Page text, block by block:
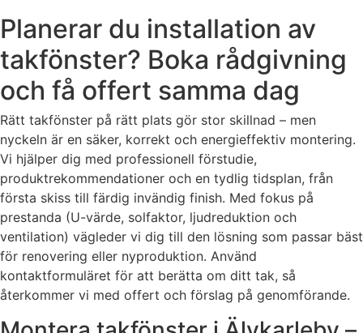
Planerar du installation av
takfönster? Boka rådgivning
och få offert samma dag
Rätt takfönster på rätt plats gör stor skillnad – men
nyckeln är en säker, korrekt och energieffektiv montering.
Vi hjälper dig med professionell förstudie,
produktrekommendationer och en tydlig tidsplan, från
första skiss till färdig invändig finish. Med fokus på
prestanda (U-värde, solfaktor, ljudreduktion och
ventilation) vägleder vi dig till den lösning som passar bäst
för renovering eller nyproduktion. Använd
kontaktformuläret för att berätta om ditt tak, så
återkommer vi med offert och förslag på genomförande.